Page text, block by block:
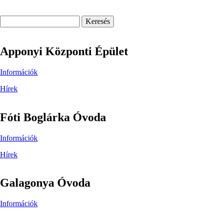
Apponyi Központi Épület
Információk
Hírek
Fóti Boglárka Óvoda
Információk
Hírek
Galagonya Óvoda
Információk